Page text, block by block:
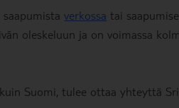
saapumistaverkossa tai
oleskeluun ja on voimassa
Suomi, tulee ottaa yhteyttä Sri